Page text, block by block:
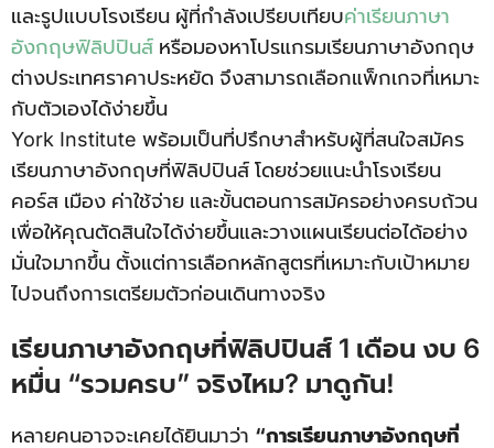
และรูปแบบโรงเรียน ผู้ที่กำลังเปรียบเทียบค่าเรียนภาษา
อังกฤษฟิลิปปินส์ หรือมองหาโปรแกรมเรียนภาษาอังกฤษ
ต่างประเทศราคาประหยัด จึงสามารถเลือกแพ็กเกจที่เหมาะ
กับตัวเองได้ง่ายขึ้น
York Institute พร้อมเป็นที่ปรึกษาสำหรับผู้ที่สนใจสมัคร
เรียนภาษาอังกฤษที่ฟิลิปปินส์ โดยช่วยแนะนำโรงเรียน
คอร์ส เมือง ค่าใช้จ่าย และขั้นตอนการสมัครอย่างครบถ้วน
เพื่อให้คุณตัดสินใจได้ง่ายขึ้นและวางแผนเรียนต่อได้อย่าง
มั่นใจมากขึ้น ตั้งแต่การเลือกหลักสูตรที่เหมาะกับเป้าหมาย
ไปจนถึงการเตรียมตัวก่อนเดินทางจริง
เรียนภาษาอังกฤษที่ฟิลิปปินส์ 1 เดือน งบ 6
หมื่น “รวมครบ” จริงไหม? มาดูกัน!
หลายคนอาจจะเคยได้ยินมาว่า “การเรียนภาษาอังกฤษที่